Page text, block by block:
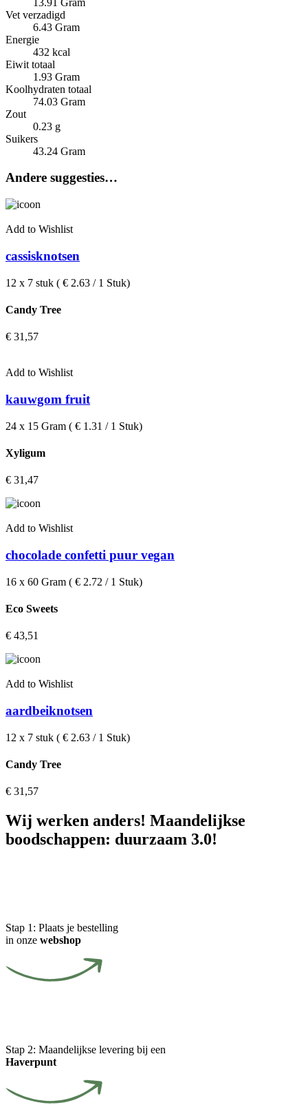
Vet verzadigd
6.43 Gram
Energie
432 kcal
Eiwit totaal
1.93 Gram
Koolhydraten totaal
74.03 Gram
Zout
0.23 g
Suikers
43.24 Gram
Andere suggesties…
Add to Wishlist
cassisknotsen
12 x 7 stuk ( € 2.63 / 1 Stuk)
Candy Tree
€ 31,57
Add to Wishlist
kauwgom fruit
24 x 15 Gram ( € 1.31 / 1 Stuk)
Xyligum
€ 31,47
Add to Wishlist
chocolade confetti puur vegan
16 x 60 Gram ( € 2.72 / 1 Stuk)
Eco Sweets
€ 43,51
Add to Wishlist
aardbeiknotsen
12 x 7 stuk ( € 2.63 / 1 Stuk)
Candy Tree
€ 31,57
Wij werken anders! Maandelijkse
boodschappen: duurzaam 3.0!
Stap 1: Plaats je bestelling
in onze webshop
Stap 2: Maandelijkse levering bij een
Haverpunt